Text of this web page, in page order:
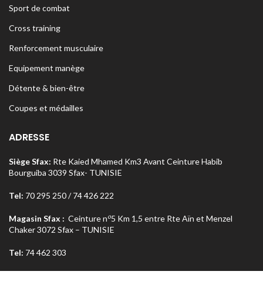
Sport de combat
Cross training
Renforcement musculaire
Equipement manège
Détente & bien-être
Coupes et médailles
ADRESSE
Siège Sfax: Rte Kaied Mhamed Km3 Avant Ceinture Habib
Bourguiba 3039 Sfax- TUNISIE
Tel: 70 295 250 / 74 426 222
Magasin Sfax : Ceinture no5 Km 1,5 entre Rte Aïn et Menzel
Chaker 3072 Sfax – TUNISIE
Tel: 74 462 303